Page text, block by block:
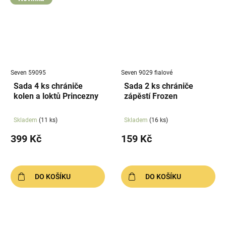
Seven 59095
Sada 4 ks chrániče
kolen a loktů Princezny
Skladem (11 ks)
399 Kč
DO KOŠÍKU
Seven 9029 fialové
Sada 2 ks chrániče
zápěstí Frozen
Skladem (16 ks)
159 Kč
DO KOŠÍKU